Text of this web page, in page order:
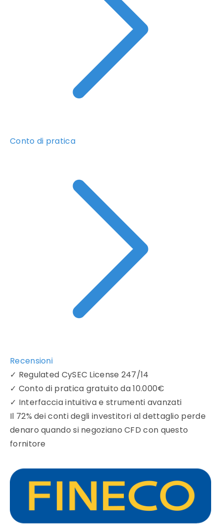
Conto di pratica
Recensioni
✓ Regulated CySEC License 247/14
✓ Conto di pratica gratuito da 10.000€
✓ Interfaccia intuitiva e strumenti avanzati
Il 72% dei conti degli investitori al dettaglio perde
denaro quando si negoziano CFD con questo
fornitore